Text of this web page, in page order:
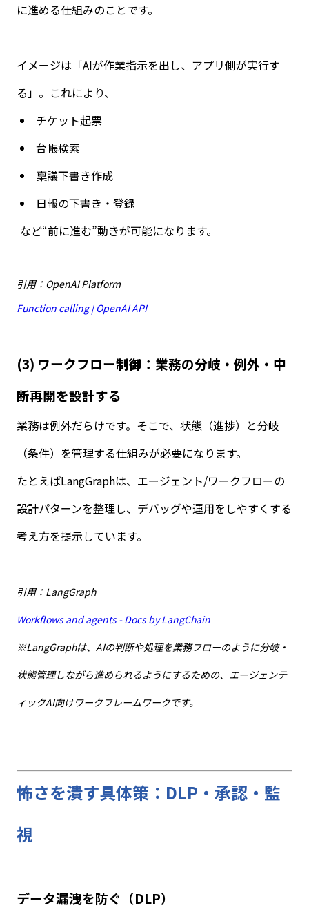
に進める仕組みのことです。
イメージは「AIが作業指示を出し、アプリ側が実行す
る」。これにより、
チケット起票
台帳検索
稟議下書き作成
日報の下書き・登録
など“前に進む”動きが可能になります。
引用：OpenAI Platform
Function calling | OpenAI API
(3) ワークフロー制御：業務の分岐・例外・中
断再開を設計する
業務は例外だらけです。そこで、状態（進捗）と分岐
（条件）を管理する仕組みが必要になります。
たとえばLangGraphは、エージェント/ワークフローの
設計パターンを整理し、デバッグや運用をしやすくする
考え方を提示しています。
引用：LangGraph
Workflows and agents - Docs by LangChain
※LangGraphは、AIの判断や処理を業務フローのように分岐・
状態管理しながら進められるようにするための、エージェンテ
ィックAI向けワークフレームワークです。
怖さを潰す具体策：DLP・承認・監
視
データ漏洩を防ぐ（DLP）